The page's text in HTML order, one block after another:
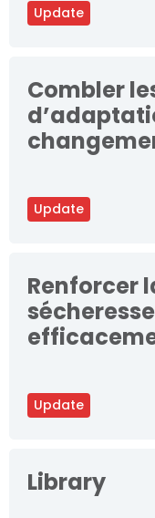
Update
Update
Combler
Update
Renforcer
Library